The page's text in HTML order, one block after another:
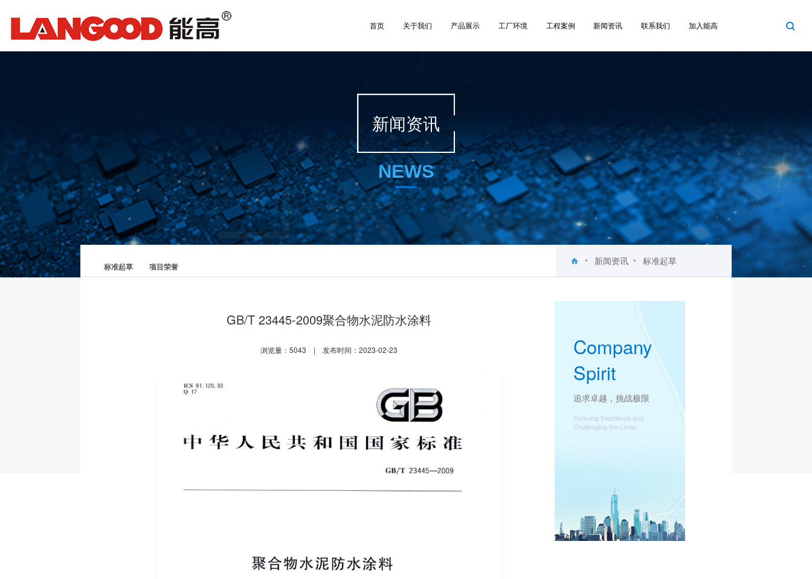
首页 关于我们 产品展示 工厂环境 工程案例 新闻资讯 联系我们 加入能高
新闻资讯
NEWS
标准起草 项目荣誉
新闻资讯 标准起草
GB/T 23445-2009聚合物水泥防水涂料
浏览量：5043 | 发布时间：2023-02-23
Company
Spirit
追求卓越，挑战极限
Pursuing Excellence and
Challenging the Limits